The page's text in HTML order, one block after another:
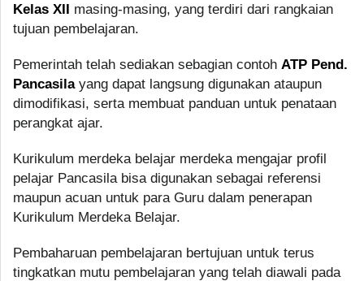
Kelas XII masing-masing, yang terdiri dari rangkaian
tujuan pembelajaran.
Pemerintah telah sediakan sebagian contoh ATP Pend.
Pancasilayang dapat langsung digunakan ataupun
dimodifikasi, serta membuat panduan untuk penataan
perangkat ajar.
Kurikulum merdeka belajar merdeka mengajar profil
pelajar Pancasila bisa digunakan sebagai referensi
maupun acuan untuk para Guru dalam penerapan
Kurikulum Merdeka Belajar.
Pembaharuan pembelajaran bertujuan untuk terus
tingkatkan mutu pembelajaran yang telah diawali pada